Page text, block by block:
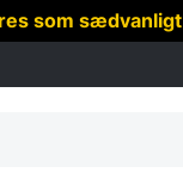
som sædvanligt